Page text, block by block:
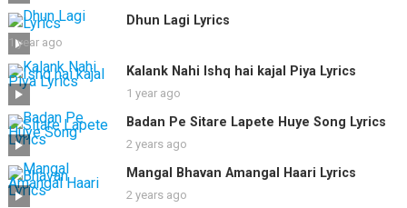
Dhun Lagi Lyrics
1 year ago
Kalank Nahi Ishq hai kajal Piya Lyrics
1 year ago
Badan Pe Sitare Lapete Huye Song Lyrics
2 years ago
Mangal Bhavan Amangal Haari Lyrics
2 years ago